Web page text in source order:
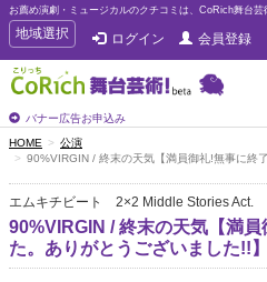
お薦め演劇・ミュージカルのクチコミは、CoRich舞台芸
T
o
g
g
e
n
a
v
i
g
a
t
地域選択 ログイン 会員登録
バナー広告お申込み
HOME
公演
90%VIRGIN / 終末の天気【満員御礼!無事に終
エムキチビート 2×2 Middle Stories Act.
90%VIRGIN / 終末の天気【満
た。ありがとうございました!!】